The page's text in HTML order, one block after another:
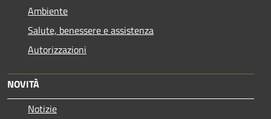
Ambiente
Salute, benessere e assistenza
Autorizzazioni
NOVITÀ
Notizie